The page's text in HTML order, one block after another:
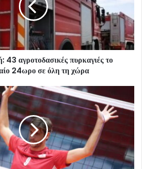
43 αγροτοδασικές πυρκαγιές το
24ωρο σε όλη τη χώρα